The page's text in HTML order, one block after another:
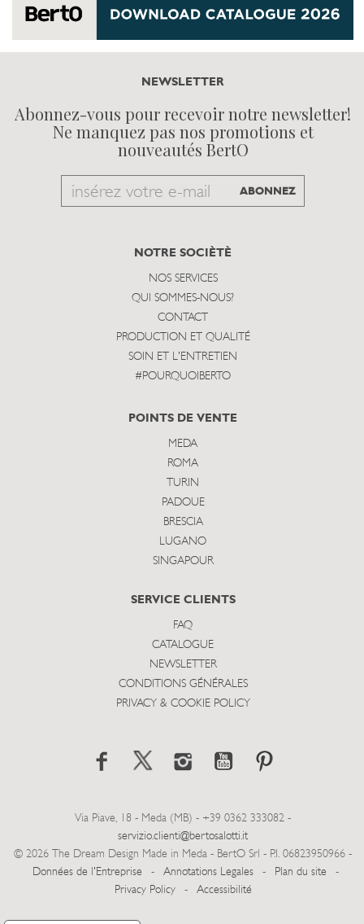
NEWSLETTER
Abonnez-vous pour recevoir notre newsletter!
Ne manquez pas nos promotions et
nouveautés BertO
Email
subscribe
ABONNEZ
NOTRE SOCIÈTÈ
NOS SERVICES
QUI SOMMES-NOUS?
CONTACT
PRODUCTION ET QUALITÉ
SOIN ET L'ENTRETIEN
#POURQUOIBERTO
POINTS DE VENTE
MEDA
ROMA
TURIN
PADOUE
BRESCIA
LUGANO
SINGAPOUR
SERVICE CLIENTS
FAQ
CATALOGUE
NEWSLETTER
CONDITIONS GÉNÉRALES
PRIVACY & COOKIE POLICY
Via Piave, 18 - Meda (MB) - +39 0362 333082 -
servizio.clienti@bertosalotti.it
© 2026 The Dream Design Made in Meda - BertO Srl - P.I. 06823950966 -
Données de l'Entreprise
- Annotations Legales - Plan du site
-
Privacy Policy
- Accessibilité